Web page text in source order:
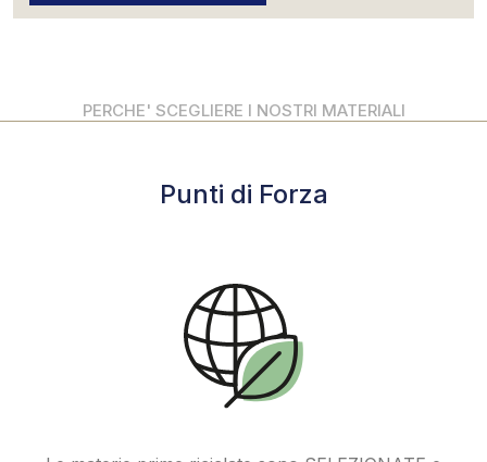
PERCHE' SCEGLIERE I NOSTRI MATERIALI
Punti di Forza